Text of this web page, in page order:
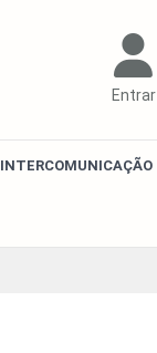
Entrar
INTERCOMUNICAÇÃO